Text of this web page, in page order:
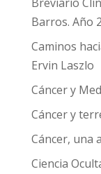
Barros. Año
Caminos
Ervin Laszlo
Cáncer y
Cáncer y
Cáncer, una
Ciencia